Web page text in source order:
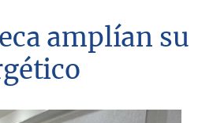
amplían su